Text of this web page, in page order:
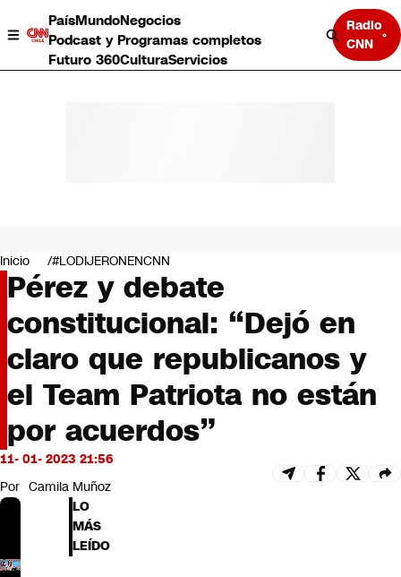
PaísMundoNegocios
Podcast y Programas completos
Futuro 360CulturaServicios
Radio
CNN
Negocios
Deportes
Programas completos
Cultura
Servicios
Bits
CNN tiempo
Opinión
Inicio #LODIJERONENCNN
Pérez y debate
constitucional: “Dejó en
claro que republicanos y
el Team Patriota no están
por acuerdos”
11- 01- 2023 21:56
Por Camila Muñoz
LO
MÁS
LEÍDO